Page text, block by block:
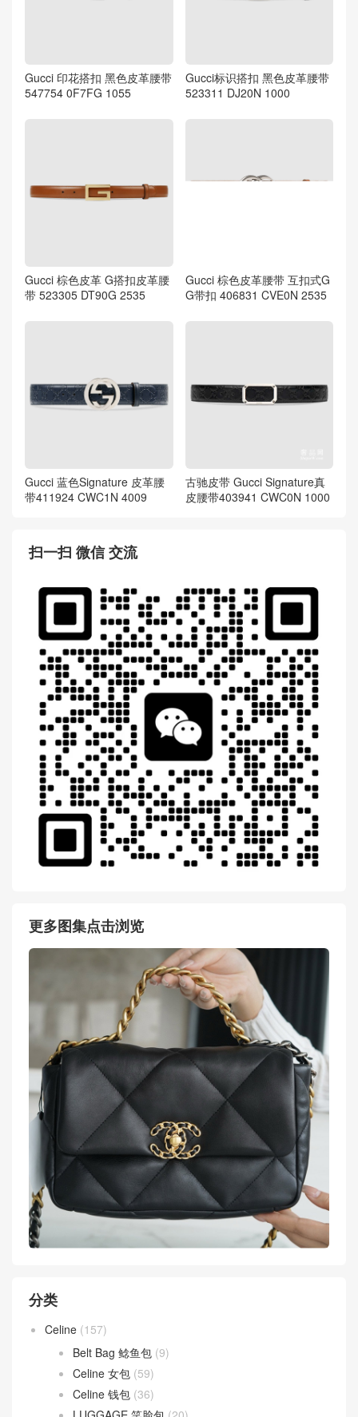
Gucci 印花搭扣 黑色皮革腰带
547754 0F7FG 1055
Gucci标识搭扣 黑色皮革腰带
523311 DJ20N 1000
Gucci 棕色皮革 G搭扣皮革腰
带 523305 DT90G 2535
Gucci 棕色皮革腰带 互扣式G
G带扣 406831 CVE0N 2535
Gucci 蓝色Signature 皮革腰
带411924 CWC1N 4009
古驰皮带 Gucci Signature真
皮腰带403941 CWC0N 1000
扫一扫 微信 交流
更多图集点击浏览
分类
Celine (157)
Belt Bag 鲶鱼包 (9)
Celine 女包 (59)
Celine 钱包 (36)